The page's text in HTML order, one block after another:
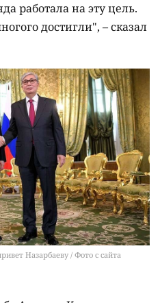
работала на эту цель.
достигли", – сказал
Назарбаеву / Фото с сайта